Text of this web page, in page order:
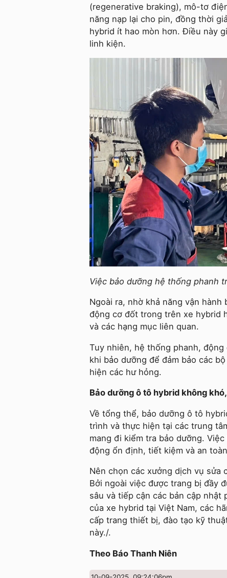
(regenerative braking), mô-tơ
năng nạp lại cho pin, đồng thời
hybrid ít hao mòn hơn. Điều này
linh kiện.
Việc bảo dưỡng hệ thống phanh
Ngoài ra, nhờ khả năng vận
động cơ đốt trong trên xe hybrid
và các hạng mục liên quan.
Tuy nhiên, hệ thống phanh,
khi bảo dưỡng để đảm bảo các
hiện các hư hỏng.
Bảo dưỡng ô tô hybrid không
Về tổng thể, bảo dưỡng ô tô
trình và thực hiện tại các trung
mang đi kiểm tra bảo dưỡng.
động ổn định, tiết kiệm và an
Nên chọn các xưởng dịch vụ sửa
Bởi ngoài việc được trang bị đầy
sâu và tiếp cận các bản cập nhật
của xe hybrid tại Việt Nam, các
cấp trang thiết bị, đào tạo kỹ
này./.
Theo Báo Thanh Niên